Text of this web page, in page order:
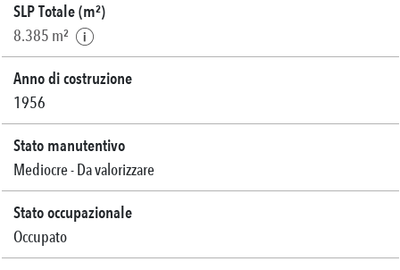
SLP Totale (m²)
8.385 m²
Anno di costruzione
1956
Stato manutentivo
Mediocre - Da valorizzare
Stato occupazionale
Occupato